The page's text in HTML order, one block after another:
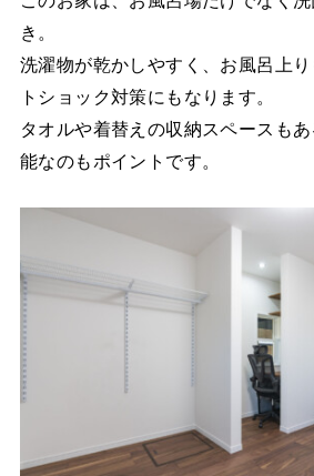
き。
洗濯物が乾かしやすく、お風呂上
トショック対策にもなります。
タオルや着替えの収納スペースも
能なのもポイントです。